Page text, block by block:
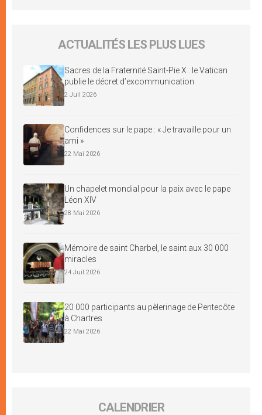
ACTUALITÉS LES PLUS LUES
Sacres de la Fraternité Saint-Pie X : le Vatican
publie le décret d’excommunication
2 Juil 2026
Confidences sur le pape : « Je travaille pour un
ami »
22 Mai 2026
Un chapelet mondial pour la paix avec le pape
Léon XIV
28 Mai 2026
Mémoire de saint Charbel, le saint aux 30 000
miracles
24 Juil 2026
20 000 participants au pèlerinage de Pentecôte
à Chartres
22 Mai 2026
CALENDRIER